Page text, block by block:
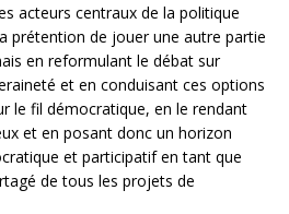
acteurs centraux de la politique
prétention de jouer une autre partie
en reformulant le débat sur
et en conduisant ces options
le fil démocratique, en le rendant
et en posant donc un horizon
et participatif en tant que
de tous les projets de